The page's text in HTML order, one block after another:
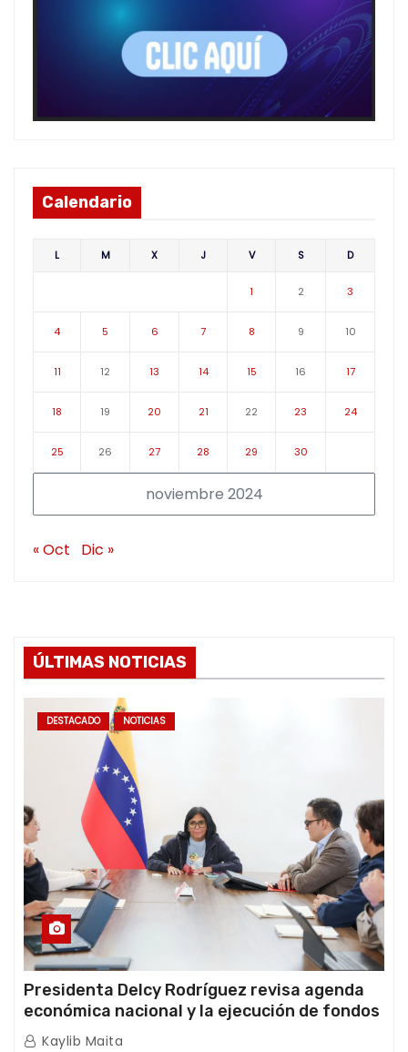
Calendario
noviembre 2024
L M X J V S D
1 2 3
4 5 6 7 8 9 10
11 12 13 14 15 16 17
18 19 20 21 22 23 24
25 26 27 28 29 30
« Oct Dic »
ÚLTIMAS NOTICIAS
DESTACADO NOTICIAS
Presidenta Delcy Rodríguez revisa agenda
económica nacional y la ejecución de fondos
de emergencia post-sismos
Kaylib Maita